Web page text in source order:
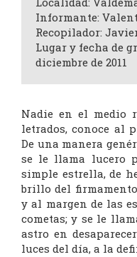
Informante:
Recopilador:
Lugar y fecha de
diciembre de 2011
Nadie en el medio
letrados, conoce al
De una manera
se le llama lucero
simple estrella, de
brillo del
y al margen de las
cometas; y se le
astro en
luces del día, a la